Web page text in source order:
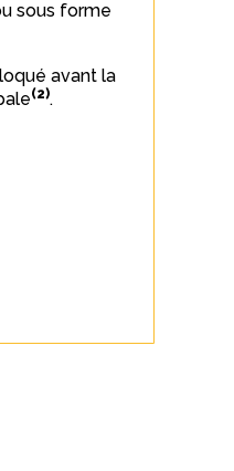
sous forme
avant la
(2).